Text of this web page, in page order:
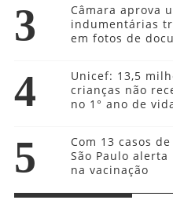
3
Câmara aprova
indumentárias
em fotos de
4
Unicef: 13,5
crianças não
no 1° ano de
5
Com 13 casos
São Paulo
na vacinação